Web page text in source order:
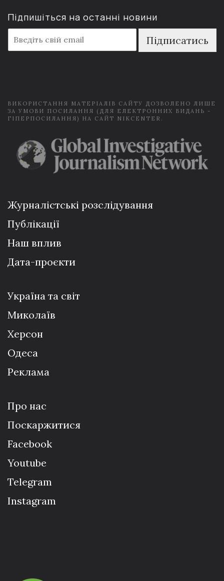
Підпишіться на останні новини
m
a
Підписатись
ВИКОРИСТАННЯ МАТЕРІАЛІВ САЙТУ ДОЗВОЛЕНО ЛИШЕ
ЗА УМОВИ ПОСИЛАННЯ (ДЛЯ ЕЛЕКТРОННИХ ВИДАНЬ -
ГІПЕРПОСИЛАННЯ) НА САЙТ NIKCENTER.
Журналістські розслідування
Публікації
Наш вплив
Дата-проєкти
Україна та світ
Миколаїв
Херсон
Одеса
Реклама
Про нас
Поскаржитися
Facebook
Youtube
Telegram
Instagram